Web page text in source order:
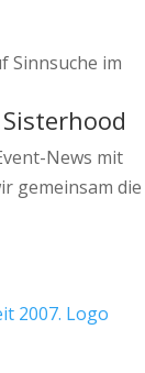
News mit
gemeinsam die